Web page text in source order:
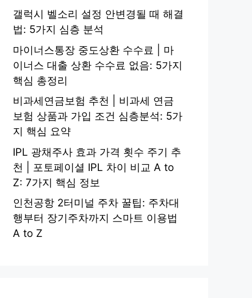
갤럭시 벨소리 설정 안변경될 때 해결
법: 5가지 심층 분석
마이너스통장 중도상환 수수료 | 마
이너스 대출 상환 수수료 없음: 5가지
핵심 총정리
비과세연금보험 추천 | 비과세 연금
보험 상품과 가입 조건 심층분석: 5가
지 핵심 요약
IPL 광채주사 효과 가격 횟수 주기 추
천 | 포토페이셜 IPL 차이 비교 A to
Z: 7가지 핵심 정보
인천공항 2터미널 주차 꿀팁: 주차대
행부터 장기주차까지 스마트 이용법
A to Z